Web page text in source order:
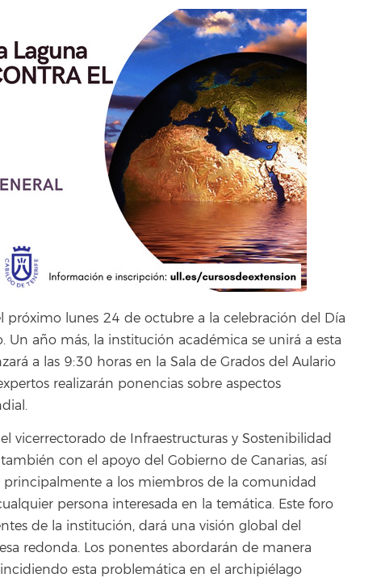
próximo lunes 24 de octubre a la celebración del Día
año más, la institución académica se unirá a esta
a las 9:30 horas en la Sala de Grados del Aulario
realizarán ponencias sobre aspectos
vicerrectorado de Infraestructuras y Sostenibilidad
con el apoyo del Gobierno de Canarias, así
a los miembros de la comunidad
persona interesada en la temática. Este foro
de la institución, dará una visión global del
redonda. Los ponentes abordarán de manera
esta problemática en el archipiélago